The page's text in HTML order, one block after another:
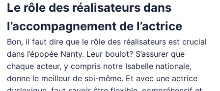
Le rôle des réalisateurs dans
l’accompagnement de l’actrice
Bon, il faut dire que le rôle des réalisateurs est crucial
dans l’épopée Nanty. Leur boulot? S’assurer que
chaque acteur, y compris notre Isabelle nationale,
donne le meilleur de soi-même. Et avec une actrice